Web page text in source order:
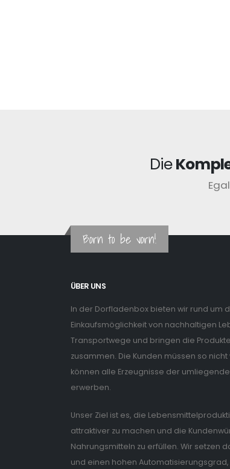
Die
Born to be vorn!
ÜBER UNS
In der Dorfladenbox bieten wir rund um
Einkaufsmöglichkeit von nachhaltigen
Transportwege und bringen die
zusammen. Die Kunden müssen so
können alle Erzeugnisse der
erwerben.
Unser Ziel ist es, die
attraktiver zu machen und die
Nahrungsmitteln zu erfüllen. Wir setzen
und einen hohen